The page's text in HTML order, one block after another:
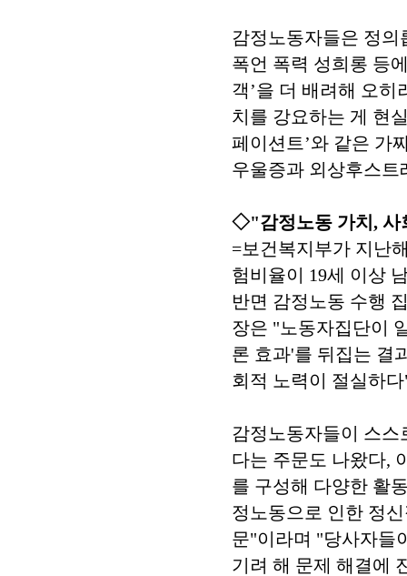
감정노동자들은 정의
폭언 폭력 성희롱 등
객’을 더 배려해 오
치를 강요하는 게 현
페이션트’와 같은 가
우울증과 외상후스
◇"감정노동 가치, 사
=보건복지부가 지난
험비율이 19세 이상
반면 감정노동 수행
장은 "노동자집단이
론 효과'를 뒤집는 결
회적 노력이 절실하
감정노동자들이 스스
다는 주문도 나왔다,
를 구성해 다양한 활
정노동으로 인한 정
문"이라며 "당사자들
기려 해 문제 해결에